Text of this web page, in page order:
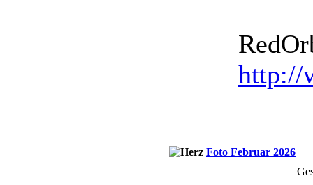
http://
Foto Februar 2026